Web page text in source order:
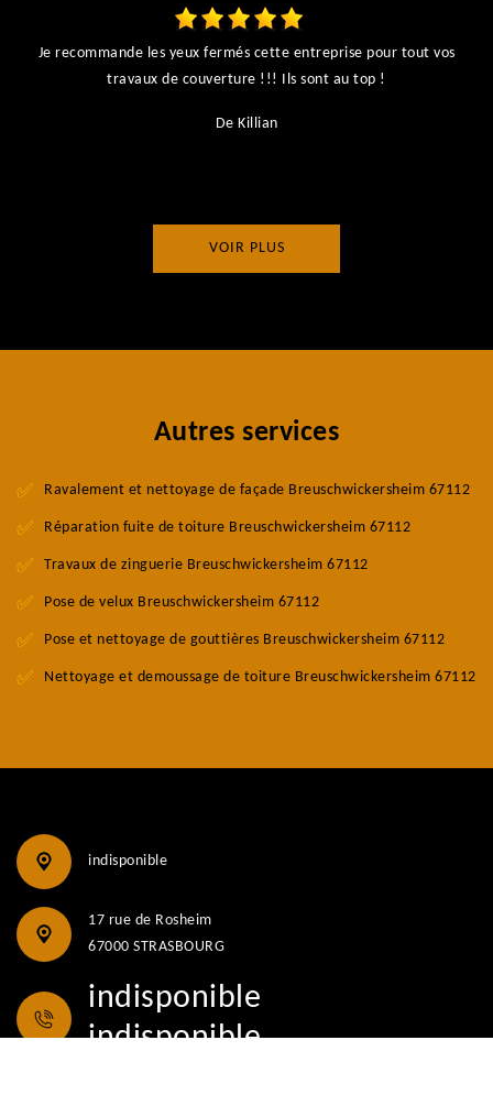
Je recommande les yeux fermés cette entreprise pour tout vos
travaux de couverture !!! Ils sont au top !
De Killian
VOIR PLUS
Autres services
Ravalement et nettoyage de façade Breuschwickersheim 67112
Réparation fuite de toiture Breuschwickersheim 67112
Travaux de zinguerie Breuschwickersheim 67112
Pose de velux Breuschwickersheim 67112
Pose et nettoyage de gouttières Breuschwickersheim 67112
Nettoyage et demoussage de toiture Breuschwickersheim 67112
indisponible
17 rue de Rosheim
67000 STRASBOURG
indisponible
indisponible